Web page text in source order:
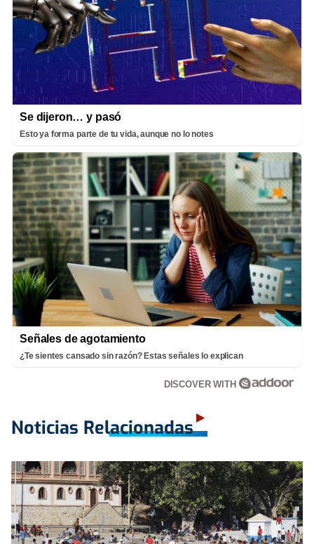
Se dijeron… y pasó
Esto ya forma parte de tu vida, aunque no lo notes
Señales de agotamiento
¿Te sientes cansado sin razón? Estas señales lo explican
DISCOVER WITH
Noticias Relacionadas